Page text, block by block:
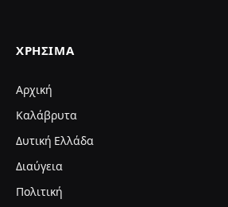
ΧΡΉΣΙΜΑ
Αρχική
Καλάβρυτα
Δυτική Ελλάδα
Διαύγεια
Πολιτική